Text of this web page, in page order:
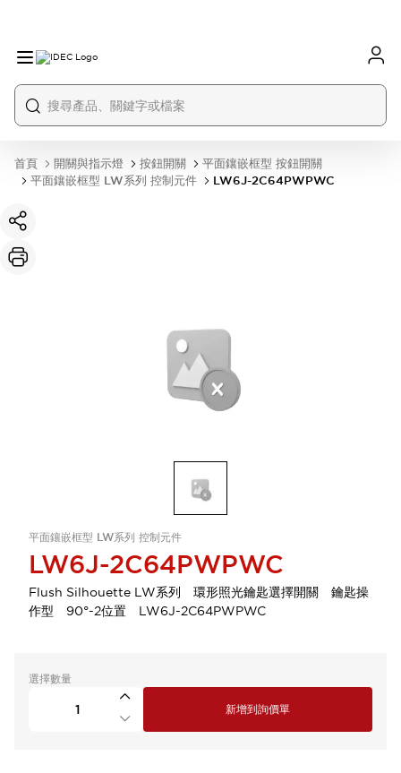
首頁 開關與指示燈 按鈕開關
平面鑲嵌框型 按鈕開關
平面鑲嵌框型 LW系列 控制元件
LW6J-2C64PWPWC
平面鑲嵌框型 LW系列 控制元件
LW6J-2C64PWPWC
Flush Silhouette LW系列 環形照光鑰匙選擇開關 鑰匙操
作型 90°-2位置 LW6J-2C64PWPWC
選擇數量
新增到詢價單